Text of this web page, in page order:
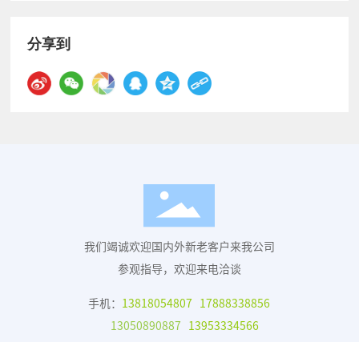
分享到
我们竭诚欢迎国内外新老客户来我公司
参观指导，欢迎来电洽谈
手机： 13818054807
17888338856
13050890887
13953334566